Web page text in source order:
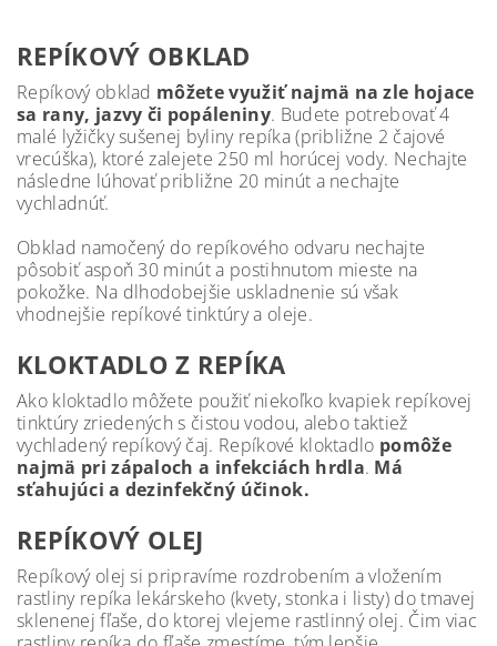
REPÍKOVÝ OBKLAD
Repíkový obklad môžete využiť najmä na zle hojace
sa rany, jazvy či popáleniny. Budete potrebovať 4
malé lyžičky sušenej byliny repíka (približne 2 čajové
vrecúška), ktoré zalejete 250 ml horúcej vody. Nechajte
následne lúhovať približne 20 minút a nechajte
vychladnúť.
Obklad namočený do repíkového odvaru nechajte
pôsobiť aspoň 30 minút a postihnutom mieste na
pokožke. Na dlhodobejšie uskladnenie sú však
vhodnejšie repíkové tinktúry a oleje.
KLOKTADLO Z REPÍKA
Ako kloktadlo môžete použiť niekoľko kvapiek repíkovej
tinktúry zriedených s čistou vodou, alebo taktiež
vychladený repíkový čaj. Repíkové kloktadlo pomôže
najmä pri zápaloch a infekciách hrdla. Má
sťahujúci a dezinfekčný účinok.
REPÍKOVÝ OLEJ
Repíkový olej si pripravíme rozdrobením a vložením
rastliny repíka lekárskeho (kvety, stonka i listy) do tmavej
sklenenej fľaše, do ktorej vlejeme rastlinný olej. Čim viac